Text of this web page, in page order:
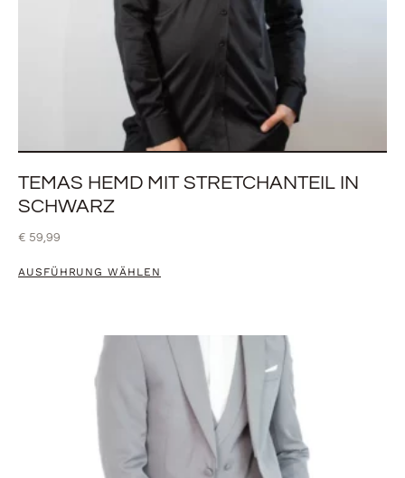
TEMAS HEMD MIT STRETCHANTEIL IN
SCHWARZ
€ 59,99
AUSFÜHRUNG WÄHLEN